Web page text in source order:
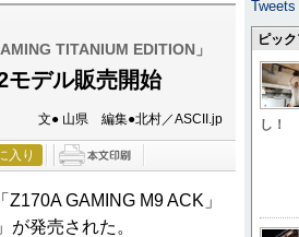
TITANIUM EDITION」
モデル販売開始
文● 山県 編集●北村／ASCII.jp
入り
GAMING M9 ACK」
が発売された。
ピッ
し！